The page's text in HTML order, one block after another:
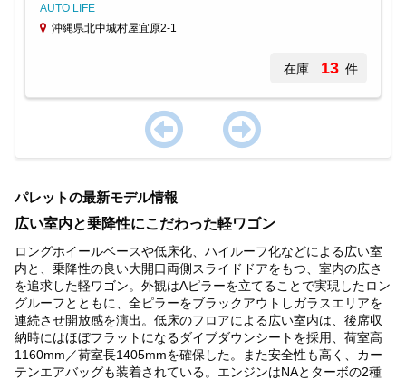
AUTO LIFE
沖縄県北中城村屋宜原2-1
在庫 13 件
of
パレットの最新モデル情報
広い室内と乗降性にこだわった軽ワゴン
ロングホイールベースや低床化、ハイルーフ化などによる広い室
内と、乗降性の良い大開口両側スライドドアをもつ、室内の広さ
を追求した軽ワゴン。外観はAピラーを立てることで実現したロン
グルーフとともに、全ピラーをブラックアウトしガラスエリアを
連続させ開放感を演出。低床のフロアによる広い室内は、後席収
納時にはほぼフラットになるダイブダウンシートを採用、荷室高
1160mm／荷室長1405mmを確保した。また安全性も高く、カー
テンエアバッグも装着されている。エンジンはNAとターボの2種